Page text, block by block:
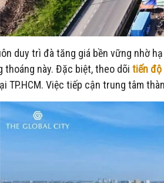
duy trì đà tăng giá bền vững nhờ
này. Đặc biệt, theo dõi tiến độ
TP.HCM. Việc tiếp cận trung tâm